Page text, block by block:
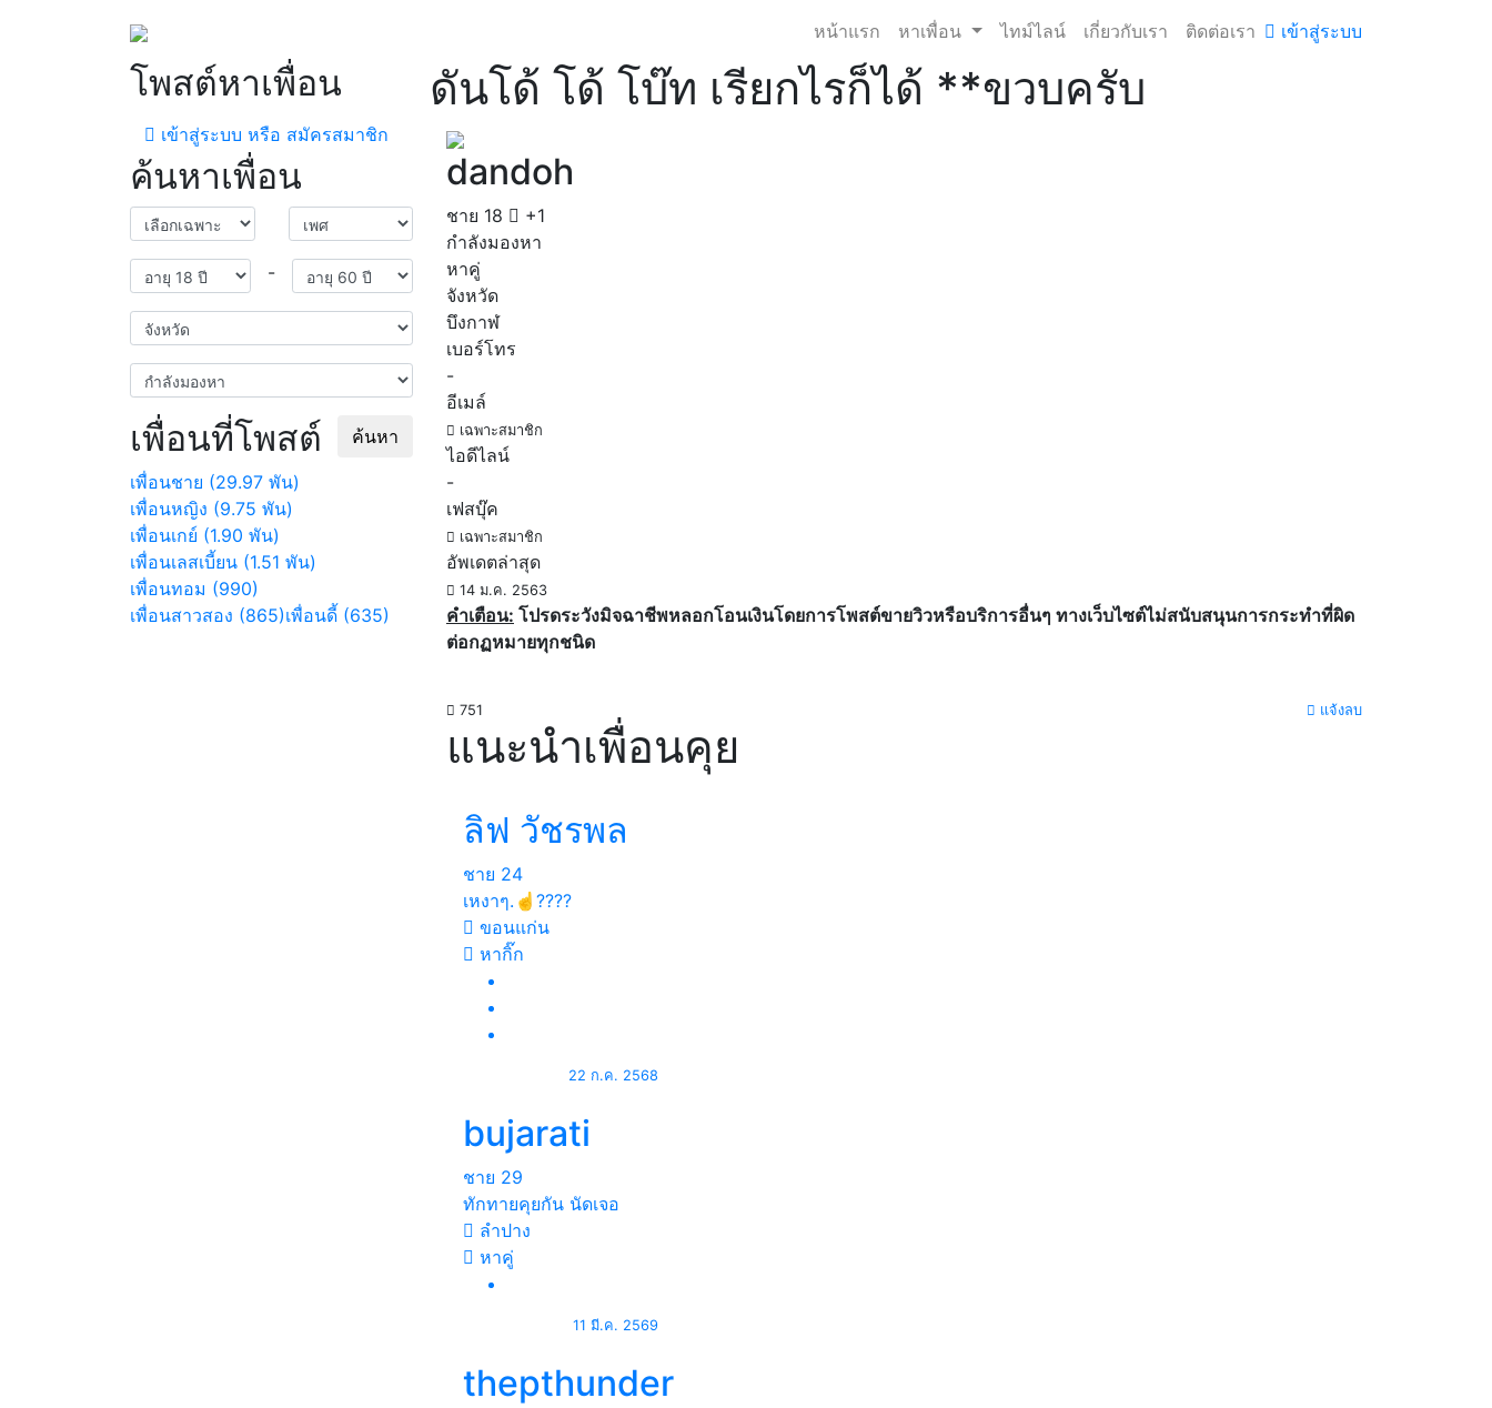
หน้าแรก หาเพื่อน ไทม์ไลน์ เกี่ยวกับเรา ติดต่อเรา เข้าสู่ระบบ
โพสต์หาเพื่อน
เข้าสู่ระบบ หรือ สมัครสมาชิก
ค้นหาเพื่อน
-
ค้นหา
เพื่อนที่โพสต์
เพื่อนชาย (29.97 พัน)
เพื่อนหญิง (9.75 พัน)
เพื่อนเกย์ (1.90 พัน)
เพื่อนเลสเบี้ยน (1.51 พัน)
เพื่อนทอม (990)
เพื่อนสาวสอง (865)เพื่อนดี้ (635)
ดันโด้ โด้ โบ๊ท เรียกไรก็ได้ **ขวบครับ
dandoh
ชาย 18
+1
กำลังมองหา
หาคู่
จังหวัด
บึงกาฬ
เบอร์โทร
-
อีเมล์
เฉพาะสมาชิก
ไอดีไลน์
-
เฟสบุ๊ค
เฉพาะสมาชิก
อัพเดตล่าสุด
14 ม.ค. 2563
คำเตือน: โปรดระวังมิจฉาชีพหลอกโอนเงินโดยการโพสต์ขายวิวหรือบริการอื่นๆ ทางเว็บไซต์ไม่สนับสนุนการกระทำที่ผิด
ต่อกฏหมายทุกชนิด
751 แจ้งลบ
แนะนำเพื่อนคุย
ลิฟ วัชรพล
ชาย 24
เหงาๆ.☝️????
ขอนแก่น
หากิ๊ก
22 ก.ค. 2568
bujarati
ชาย 29
ทักทายคุยกัน นัดเจอ
ลำปาง
หาคู่
11 มี.ค. 2569
thepthunder